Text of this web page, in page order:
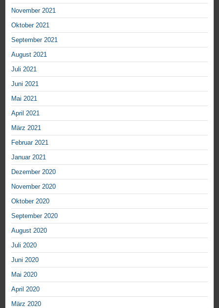
November 2021
Oktober 2021
September 2021
August 2021
Juli 2021
Juni 2021
Mai 2021
April 2021
März 2021
Februar 2021
Januar 2021
Dezember 2020
November 2020
Oktober 2020
September 2020
August 2020
Juli 2020
Juni 2020
Mai 2020
April 2020
März 2020